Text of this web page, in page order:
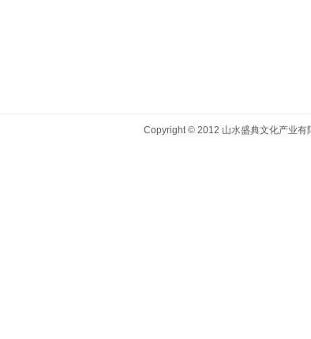
Copyright © 2012 山水盛典文化产业有